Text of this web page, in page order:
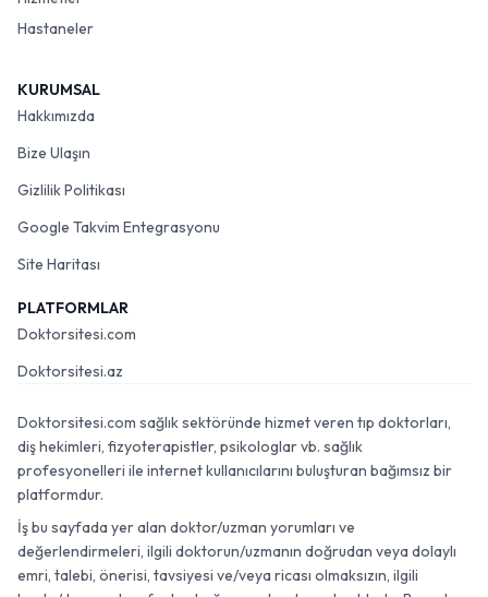
Hastaneler
KURUMSAL
Hakkımızda
Bize Ulaşın
Gizlilik Politikası
Google Takvim Entegrasyonu
Site Haritası
PLATFORMLAR
Doktorsitesi.com
Doktorsitesi.az
Doktorsitesi.com sağlık sektöründe hizmet veren tıp doktorları,
diş hekimleri, fizyoterapistler, psikologlar vb. sağlık
profesyonelleri ile internet kullanıcılarını buluşturan bağımsız bir
platformdur.
İş bu sayfada yer alan doktor/uzman yorumları ve
değerlendirmeleri, ilgili doktorun/uzmanın doğrudan veya dolaylı
emri, talebi, önerisi, tavsiyesi ve/veya ricası olmaksızın, ilgili